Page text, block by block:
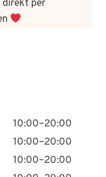
direkt per
10:00–20:00
10:00–20:00
10:00–20:00